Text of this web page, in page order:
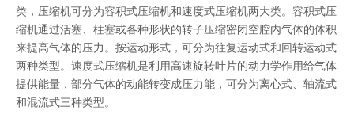
类，压缩机可分为容积式压缩机和速度式压缩机两大类。容积式压
缩机通过活塞、柱塞或各种形状的转子压缩密闭空腔内气体的体积
来提高气体的压力。按运动形式，可分为往复运动式和回转运动式
两种类型。速度式压缩机是利用高速旋转叶片的动力学作用给气体
提供能量，部分气体的动能转变成压力能，可分为离心式、轴流式
和混流式三种类型。